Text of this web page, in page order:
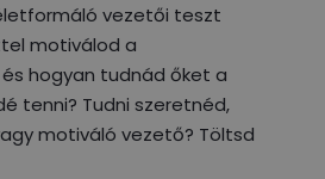
vezetői teszt
motiválod a
hogyan tudnád őket a
tenni? Tudni szeretnéd,
motiváló vezető? Töltsd